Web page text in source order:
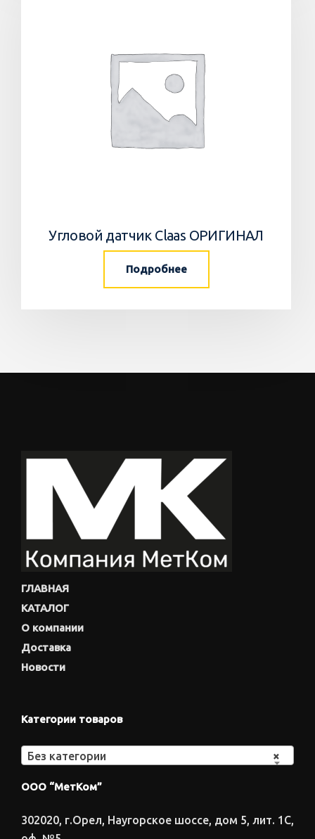
Угловой датчик Claas ОРИГИНАЛ
Подробнее
ГЛАВНАЯ
КАТАЛОГ
О компании
Доставка
Новости
Категории товаров
×
Без категории
ООО “МетКом”
302020, г.Орел, Наугорское шоссе, дом 5, лит. 1С,